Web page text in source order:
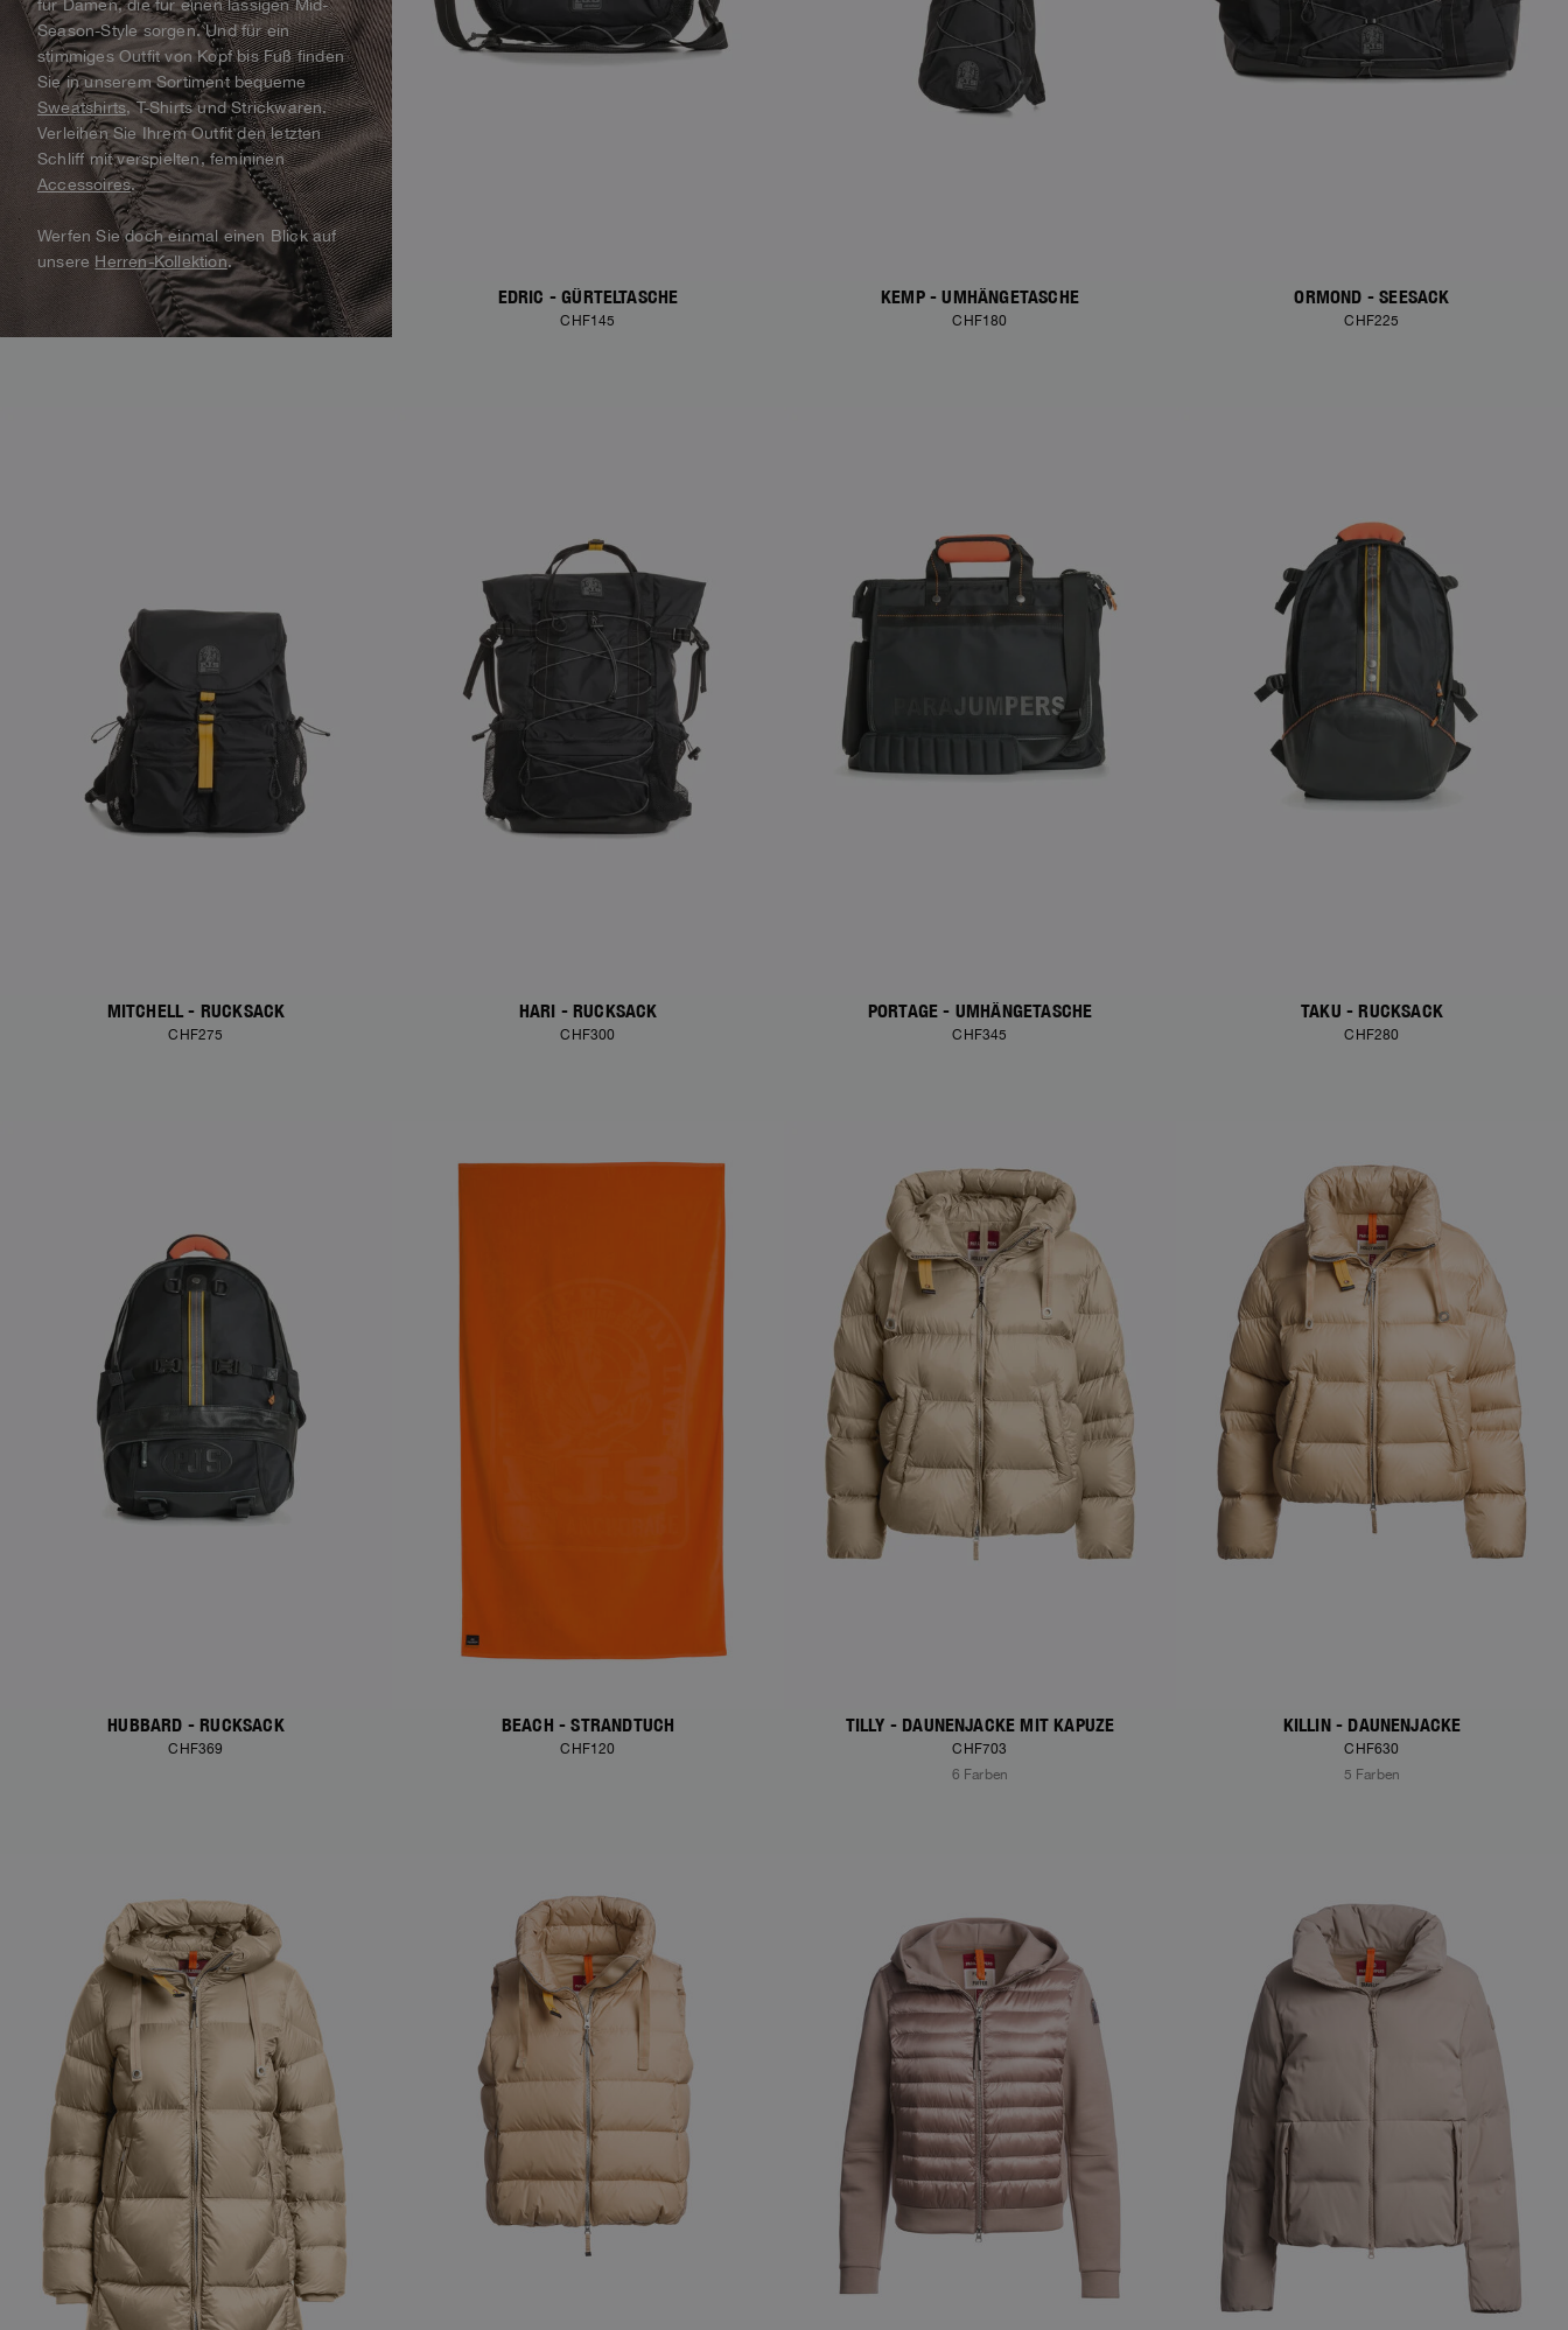
Westen
Bademode
Parka-Jacke
Alles anzeigen
Parka
Alles anzeigen
Alaskan Bush Pilot
View All
für Damen, die für einen lässigen Mid-
Season-Style sorgen. Und für ein
stimmiges Outfit von Kopf bis Fuß finden
Sie in unserem Sortiment bequeme
Sweatshirts, T-Shirts und Strickwaren.
Verleihen Sie Ihrem Outfit den letzten
Schliff mit verspielten, femininen
Accessoires.
Werfen Sie doch einmal einen Blick auf
unsere Herren-Kollektion.
EDRIC - GÜRTELTASCHE
CHF145
KEMP - UMHÄNGETASCHE
CHF180
ORMOND - SEESACK
CHF225
MITCHELL - RUCKSACK
CHF275
HARI - RUCKSACK
CHF300
PORTAGE - UMHÄNGETASCHE
CHF345
TAKU - RUCKSACK
CHF280
HUBBARD - RUCKSACK
CHF369
BEACH - STRANDTUCH
CHF120
TILLY - DAUNENJACKE MIT KAPUZE
CHF703
6 Farben
KILLIN - DAUNENJACKE
CHF630
5 Farben